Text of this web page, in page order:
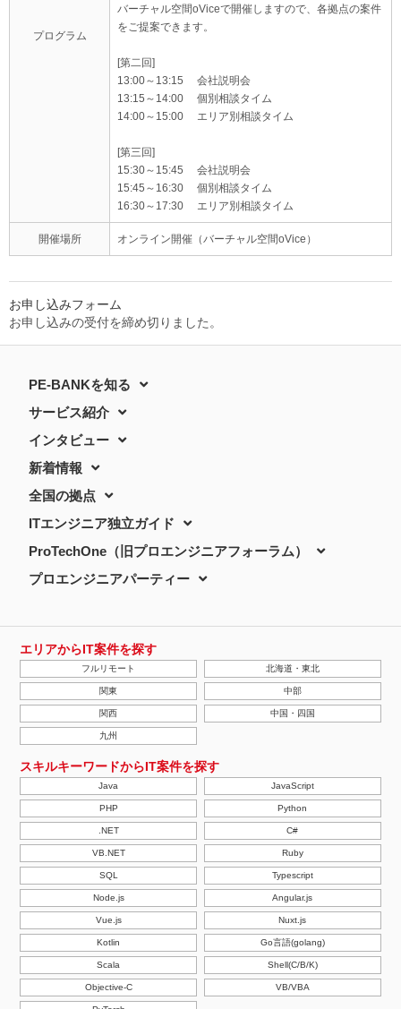
プログラム
バーチャル空間oViceで開催しますので、各拠点の案件
をご提案できます。
[第二回]
13:00～13:15 会社説明会
13:15～14:00 個別相談タイム
14:00～15:00 エリア別相談タイム
[第三回]
15:30～15:45 会社説明会
15:45～16:30 個別相談タイム
16:30～17:30 エリア別相談タイム
開催場所 オンライン開催（バーチャル空間oVice）
お申し込みフォーム
お申し込みの受付を締め切りました。
PE-BANKを知る
サービス紹介
インタビュー
新着情報
全国の拠点
ITエンジニア独立ガイド
ProTechOne（旧プロエンジニアフォーラム）
プロエンジニアパーティー
エリアからIT案件を探す
フルリモート 北海道・東北
関東 中部
関西 中国・四国
九州
スキルキーワードからIT案件を探す
Java JavaScript
PHP Python
.NET C#
VB.NET Ruby
SQL Typescript
Node.js Angular.js
Vue.js Nuxt.js
Kotlin Go言語(golang)
Scala Shell(C/B/K)
Objective-C VB/VBA